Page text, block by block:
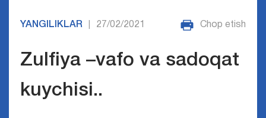
YANGILIKLAR 27/02/2021 Chop etish
Zulfiya –vafo va sadoqat
kuychisi..